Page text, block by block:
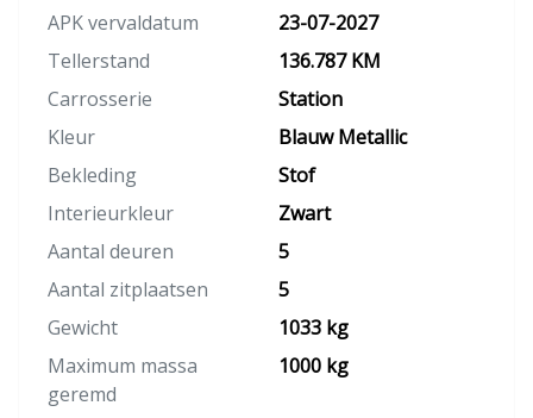
APK vervaldatum
23-07-2027
Tellerstand
136.787 KM
Carrosserie
Station
Kleur
Blauw Metallic
Bekleding
Stof
Interieurkleur
Zwart
Aantal deuren
5
Aantal zitplaatsen
5
Gewicht
1033 kg
Maximum massa
geremd
1000 kg